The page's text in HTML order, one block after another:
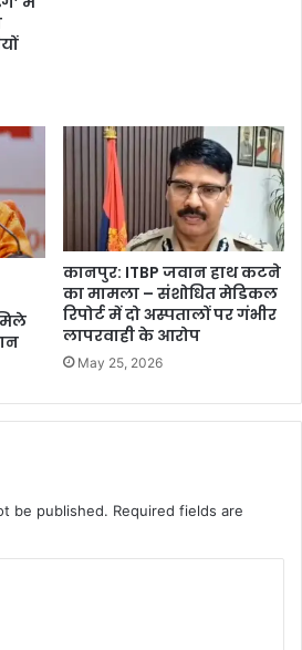
कानपुर: ITBP जवान हाथ कटने
का मामला – संशोधित मेडिकल
रिपोर्ट में दो अस्पतालों पर गंभीर
लापरवाही के आरोप
May 25, 2026
be published. Required fields are